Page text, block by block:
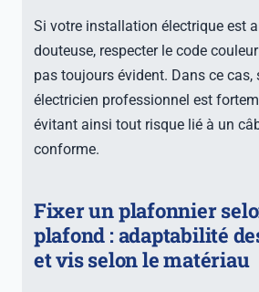
Si votre installation électrique est
douteuse, respecter le code
pas toujours évident. Dans ce cas,
électricien professionnel est
évitant ainsi tout risque lié à un
conforme.
Fixer un plafonnier
plafond : adaptabilité
et vis selon le matériau